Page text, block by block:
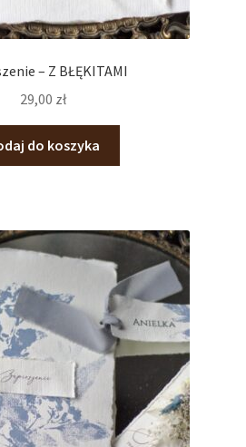
– Z BŁĘKITAMI
29,00 zł
do koszyka